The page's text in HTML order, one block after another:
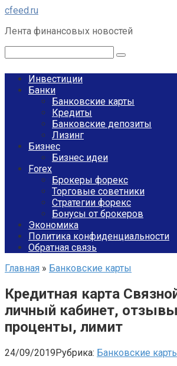
Перейти
контенту
cfeed.ru
Лента финансовых новостей
Инвестиции
Банки
Банковские карты
Кредиты
Банковские депозиты
Лизинг
Бизнес
Бизнес идеи
Forex
Брокеры форекс
Торговые советники
Стратегии форекс
Бонусы от брокеров
Экономика
Политика конфиденциальности
Обратная связь
Главная » Банковские карты
Кредитная карта
личный кабинет,
проценты, лимит
24/09/2019Рубрика: Банковские